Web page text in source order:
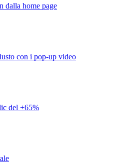
dalla home page
con i pop-up video
del +65%